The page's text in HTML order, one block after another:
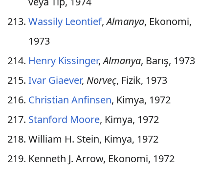
Wassily Leontief,Almanya, Ekonomi,
1973
Henry Kissinger,Almanya, Barış, 1973
Ivar Giaever, Norveç, Fizik, 1973
Christian Anfinsen, Kimya, 1972
Stanford Moore, Kimya, 1972
William H. Stein, Kimya, 1972
Kenneth J. Arrow, Ekonomi, 1972